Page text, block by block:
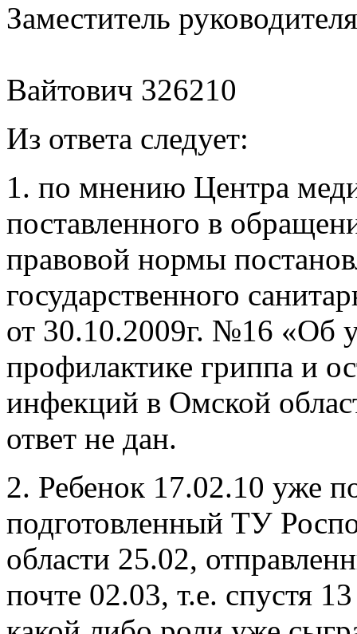
Заместитель
Вайтович 326210
Из ответа следует:
1. по мнению Центра
поставленного в
правовой нормы
государственного
от 30.10.2009г. №16 «Об
профилактике гриппа и
инфекций в Омской
ответ не дан.
2. Ребенок 17.02.10 уже
подготовленный ТУ
области 25.02,
почте 02.03, т.е. спустя